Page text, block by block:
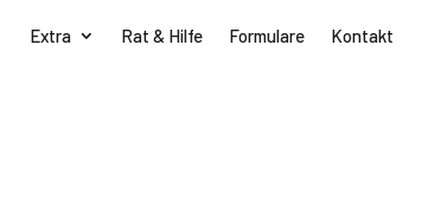
Extra Rat & Hilfe Formulare Kontakt